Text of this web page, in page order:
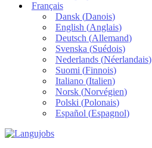
Français
Dansk(Danois)
English (Anglais)
Deutsch (Allemand)
Svenska (Suédois)
Nederlands(Néerlandais)
Suomi (Finnois)
Italiano(Italien)
Norsk(Norvégien)
Polski (Polonais)
Español (Espagnol)